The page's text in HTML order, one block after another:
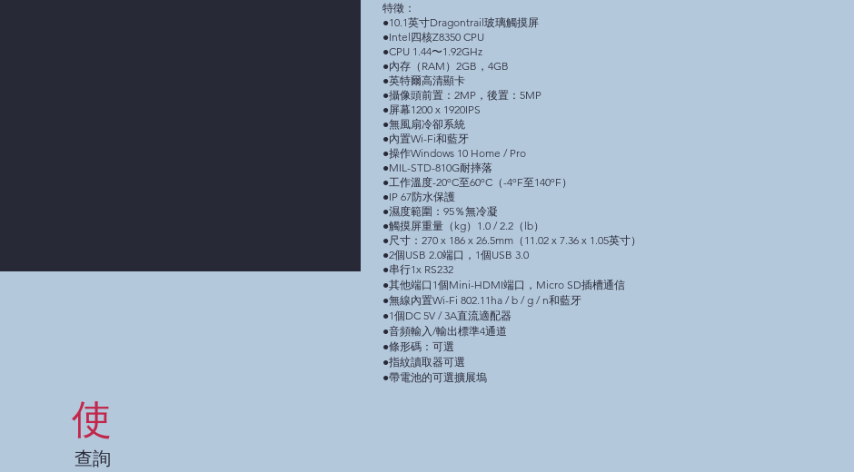
特徵：
●10.1英寸Dragontrail玻璃觸摸屏
●Intel四核Z8350 CPU
●CPU 1.44〜1.92GHz
●內存（RAM）2GB，4GB
●英特爾高清顯卡
●攝像頭前置：2MP，後置：5MP
●屏幕1200 x 1920IPS
●無風扇冷卻系統
●內置Wi-Fi和藍牙
●操作Windows 10 Home / Pro
●MIL-STD-810G耐摔落
●工作溫度-20ºC至60ºC（-4ºF至140ºF）
●IP 67防水保護
●濕度範圍：95％無冷凝
●觸摸屏重量（kg）1.0 / 2.2（lb）
●尺寸：270 x 186 x 26.5mm（11.02 x 7.36 x 1.05英寸）
●2個USB 2.0端口，1個USB 3.0
●串行1x RS232
●其他端口1個Mini-HDMI端口，Micro SD插槽通信
●無線內置Wi-Fi 802.11ha / b / g / n和藍牙
●1個DC 5V / 3A直流適配器
●音頻輸入/輸出標準4通道
●條形碼：可選
●指紋讀取器可選
●帶電池的可選擴展塢
使
查詢